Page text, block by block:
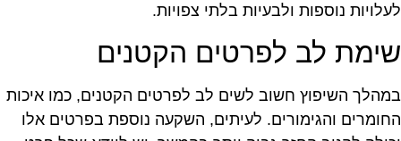
נוספות ולבעיות בלתי צפויות.
לב לפרטים הקטנים
השיפוץ חשוב לשים לב לפרטים הקטנים, כמו איכות
והגימורים. לעיתים, השקעה נוספת בפרטים אלו